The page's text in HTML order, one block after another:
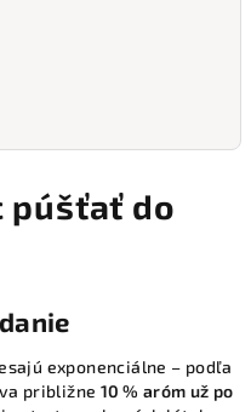
púšťať do
exponenciálne – podľa
približne 10 % aróm už po